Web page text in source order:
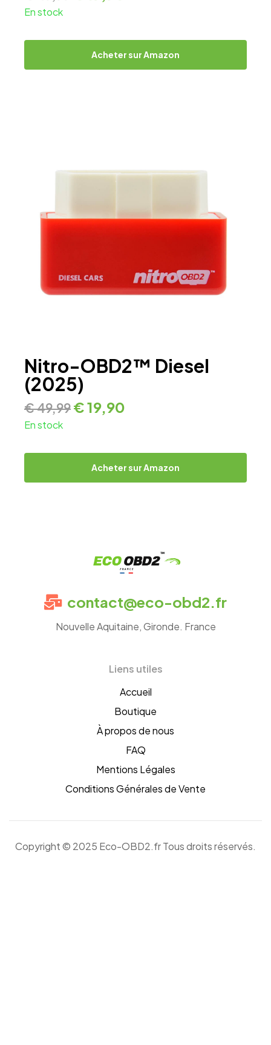
En stock
Acheter sur Amazon
Nitro-OBD2™ Diesel
(2025)
€49,99€19,90
En stock
Acheter sur Amazon
OBD2
France
contact@eco-obd2.fr
Nouvelle Aquitaine, Gironde. France
Liens utiles
Accueil
Boutique
À propos de nous
FAQ
Mentions Légales
Conditions Générales de Vente
Copyright © 2025 Eco-OBD2.fr Tous droits réservés.